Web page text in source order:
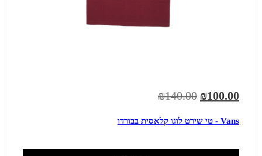
₪100.00
₪140.00
Vans - טי שירט לוגו קלאסית בבורדו